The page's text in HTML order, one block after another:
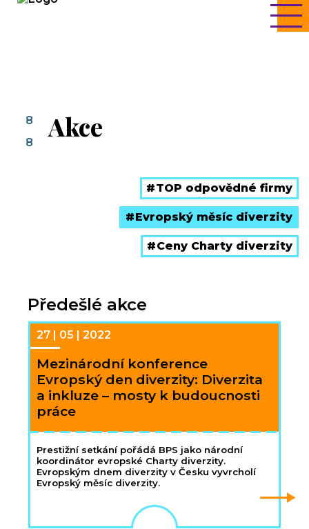
8
8
Akce
TOP odpovědné firmy
Evropský měsíc diverzity
Ceny Charty diverzity
Předešlé akce
27 | 05 | 2022
Mezinárodní konference
Evropský den diverzity: Diverzita
a inkluze – mosty k budoucnosti
práce
Prestižní setkání pořádá BPS jako národní
koordinátor evropské Charty diverzity.
Evropským dnem diverzity v Česku vyvrcholí
Evropský měsíc diverzity.